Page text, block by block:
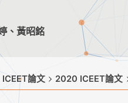
、黃昭銘
ICEET論文 2020 ICEET論文